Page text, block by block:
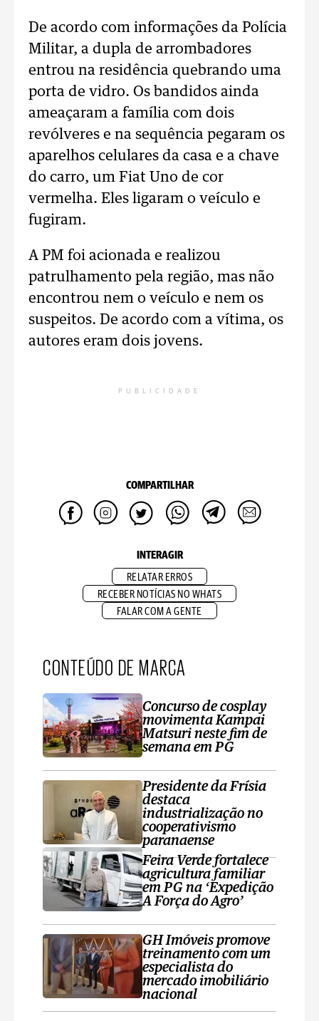
De acordo com informações da Polícia
Militar, a dupla de arrombadores
entrou na residência quebrando uma
porta de vidro. Os bandidos ainda
ameaçaram a família com dois
revólveres e na sequência pegaram os
aparelhos celulares da casa e a chave
do carro, um Fiat Uno de cor
vermelha. Eles ligaram o veículo e
fugiram.
A PM foi acionada e realizou
patrulhamento pela região, mas não
encontrou nem o veículo e nem os
suspeitos. De acordo com a vítima, os
autores eram dois jovens.
PUBLICIDADE
COMPARTILHAR
INTERAGIR
RELATAR ERROS
RECEBER NOTÍCIAS NO WHATS
FALAR COM A GENTE
CONTEÚDO DE MARCA
Concurso de cosplay
movimenta Kampai
Matsuri neste fim de
semana em PG
Presidente da Frísia
destaca
industrialização no
cooperativismo
paranaense
Feira Verde fortalece
agricultura familiar
em PG na ‘Expedição
A Força do Agro’
GH Imóveis promove
treinamento com um
especialista do
mercado imobiliário
nacional